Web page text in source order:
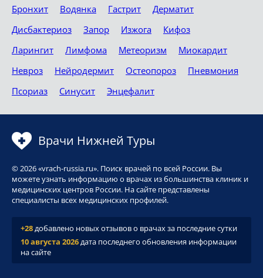
Бронхит
Водянка Гастрит
Дерматит
Дисбактериоз
Запор Изжога
Кифоз
Ларингит
Лимфома Метеоризм
Миокардит
Невроз
Нейродермит Остеопороз
Пневмония
Псориаз
Синусит Энцефалит
Врачи Нижней Туры
© 2026 «vrach-russia.ru». Поиск врачей по всей России. Вы
можете узнать информацию о врачах из большинства клиник и
медицинских центров России. На сайте представлены
специалисты всех медицинских профилей.
+28добавлено новых отзывов о врачах за последние сутки
10 августа 2026дата последнего обновления информации
на сайте